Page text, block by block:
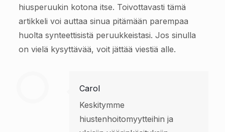
hiusperuukin kotona itse. Toivottavasti tämä
artikkeli voi auttaa sinua pitämään parempaa
huolta synteettisistä peruukkeistasi. Jos sinulla
on vielä kysyttävää, voit jättää viestiä alle.
Carol
Keskitymme
hiustenhoitomyytteihin ja